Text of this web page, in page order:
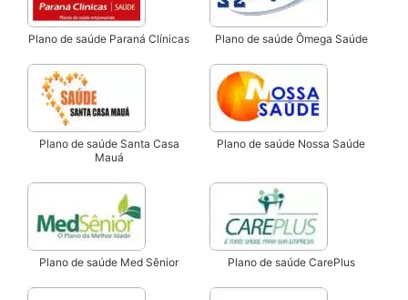
Plano de saúde Paraná Clínicas Plano de saúde Ômega Saúde
Plano de saúde Santa Casa
Mauá
Plano de saúde Nossa Saúde
Plano de saúde Med Sênior Plano de saúde CarePlus